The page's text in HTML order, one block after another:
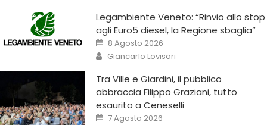
Legambiente Veneto: “Rinvio allo stop
agli Euro5 diesel, la Regione sbaglia”
8 Agosto 2026
Giancarlo Lovisari
Tra Ville e Giardini, il pubblico
abbraccia Filippo Graziani, tutto
esaurito a Ceneselli
7 Agosto 2026